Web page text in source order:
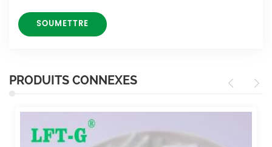
PRODUITS CONNEXES